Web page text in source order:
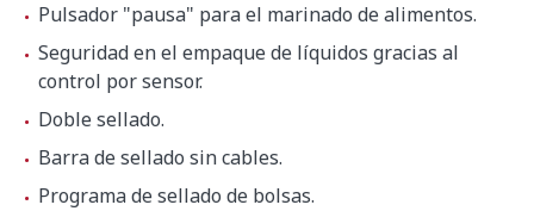
Ruido de fondo
Dimensiones del embalaje
Peso bruto
Pulsador "pausa" para el marinado de alimentos.
Seguridad en el empaque de líquidos gracias al
control por sensor.
Doble sellado.
Barra de sellado sin cables.
Programa de sellado de bolsas.